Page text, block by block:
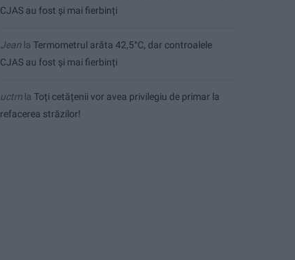
CJAS au fost și mai fierbinți
Jean la Termometrul arăta 42,5°C, dar controalele
CJAS au fost și mai fierbinți
uctmla Toți cetățenii vor avea privilegiu de primar la
refacerea străzilor!